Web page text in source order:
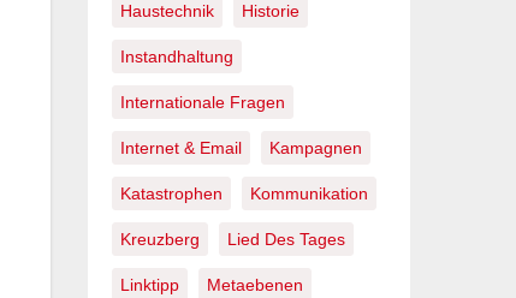
Haustechnik Historie
Instandhaltung
Internationale Fragen
Internet & Email Kampagnen
Katastrophen Kommunikation
Kreuzberg Lied Des Tages
Linktipp Metaebenen